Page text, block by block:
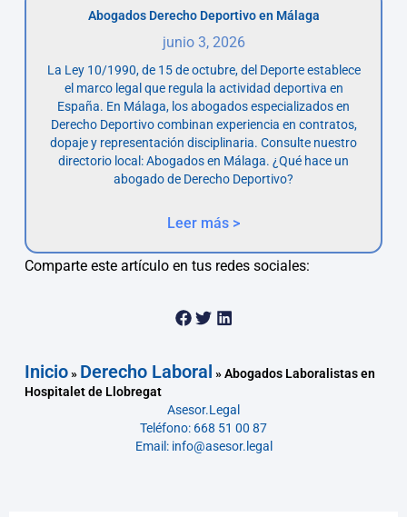
Abogados Derecho Deportivo en Málaga
junio 3, 2026
La Ley 10/1990, de 15 de octubre, del Deporte establece
el marco legal que regula la actividad deportiva en
España. En Málaga, los abogados especializados en
Derecho Deportivo combinan experiencia en contratos,
dopaje y representación disciplinaria. Consulte nuestro
directorio local: Abogados en Málaga. ¿Qué hace un
abogado de Derecho Deportivo?
Leer más >
Comparte este artículo en tus redes sociales:
Inicio» Derecho Laboral »Abogados Laboralistas en
Hospitalet de Llobregat
Asesor.Legal
Teléfono: 668 51 00 87
Email: info@asesor.legal